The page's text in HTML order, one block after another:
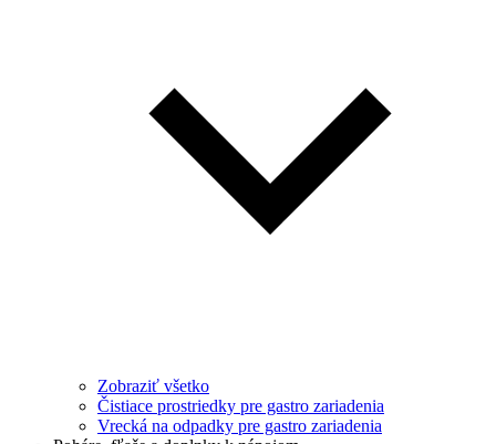
Zobraziť všetko
Čistiace prostriedky pre gastro zariadenia
Vrecká na odpadky pre gastro zariadenia